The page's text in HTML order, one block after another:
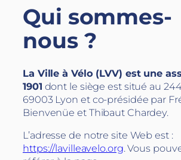
Qui sommes-
nous ?
La Ville à Vélo (LVV) est une
1901 dont le siège est situé au
69003 Lyon et co-présidée par
Bienvenüe et Thibaut Chardey.
L’adresse de notre site Web est :
https://lavilleavelo.org. Vous